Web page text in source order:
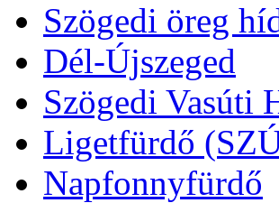
Szögedi öreg
Dél-Újszeged
Szögedi Vasúti
Ligetfürdő
Napfonnyfürdő